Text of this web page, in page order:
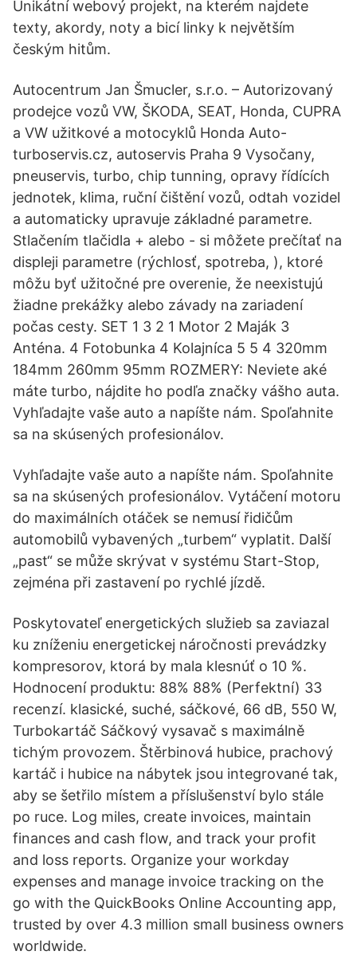
Unikátní webový projekt, na kterém najdete
texty, akordy, noty a bicí linky k největším
českým hitům.
Autocentrum Jan Šmucler, s.r.o. – Autorizovaný
prodejce vozů VW, ŠKODA, SEAT, Honda, CUPRA
a VW užitkové a motocyklů Honda Auto-
turboservis.cz, autoservis Praha 9 Vysočany,
pneuservis, turbo, chip tunning, opravy řídících
jednotek, klima, ruční čištění vozů, odtah vozidel
a automaticky upravuje základné parametre.
Stlačením tlačidla + alebo - si môžete prečítať na
displeji parametre (rýchlosť, spotreba, ), ktoré
môžu byť užitočné pre overenie, že neexistujú
žiadne prekážky alebo závady na zariadení
počas cesty. SET 1 3 2 1 Motor 2 Maják 3
Anténa. 4 Fotobunka 4 Kolajníca 5 5 4 320mm
184mm 260mm 95mm ROZMERY: Neviete aké
máte turbo, nájdite ho podľa značky vášho auta.
Vyhľadajte vaše auto a napíšte nám. Spoľahnite
sa na skúsených profesionálov.
Vyhľadajte vaše auto a napíšte nám. Spoľahnite
sa na skúsených profesionálov. Vytáčení motoru
do maximálních otáček se nemusí řidičům
automobilů vybavených „turbem“ vyplatit. Další
„past“ se může skrývat v systému Start-Stop,
zejména při zastavení po rychlé jízdě.
Poskytovateľ energetických služieb sa zaviazal
ku zníženiu energetickej náročnosti prevádzky
kompresorov, ktorá by mala klesnúť o 10 %.
Hodnocení produktu: 88% 88% (Perfektní) 33
recenzí. klasické, suché, sáčkové, 66 dB, 550 W,
Turbokartáč Sáčkový vysavač s maximálně
tichým provozem. Štěrbinová hubice, prachový
kartáč i hubice na nábytek jsou integrované tak,
aby se šetřilo místem a příslušenství bylo stále
po ruce. Log miles, create invoices, maintain
finances and cash flow, and track your profit
and loss reports. Organize your workday
expenses and manage invoice tracking on the
go with the QuickBooks Online Accounting app,
trusted by over 4.3 million small business owners
worldwide.